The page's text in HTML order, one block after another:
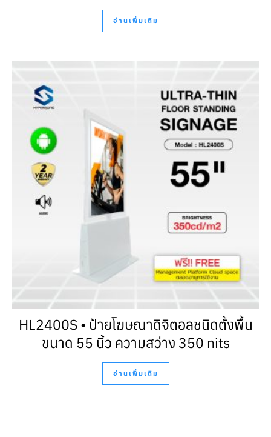
อ่านเพิ่มเติม
HL2400S • ป้ายโฆษณาดิจิตอลชนิดตั้งพื้น
ขนาด 55 นิ้ว ความสว่าง 350 nits
อ่านเพิ่มเติม